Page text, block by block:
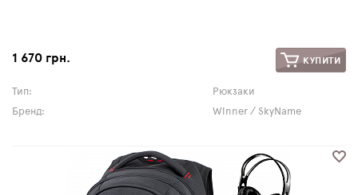
1 670 грн. КУПИТИ
Тип:
Рюкзаки
Бренд:
Winner / SkyName